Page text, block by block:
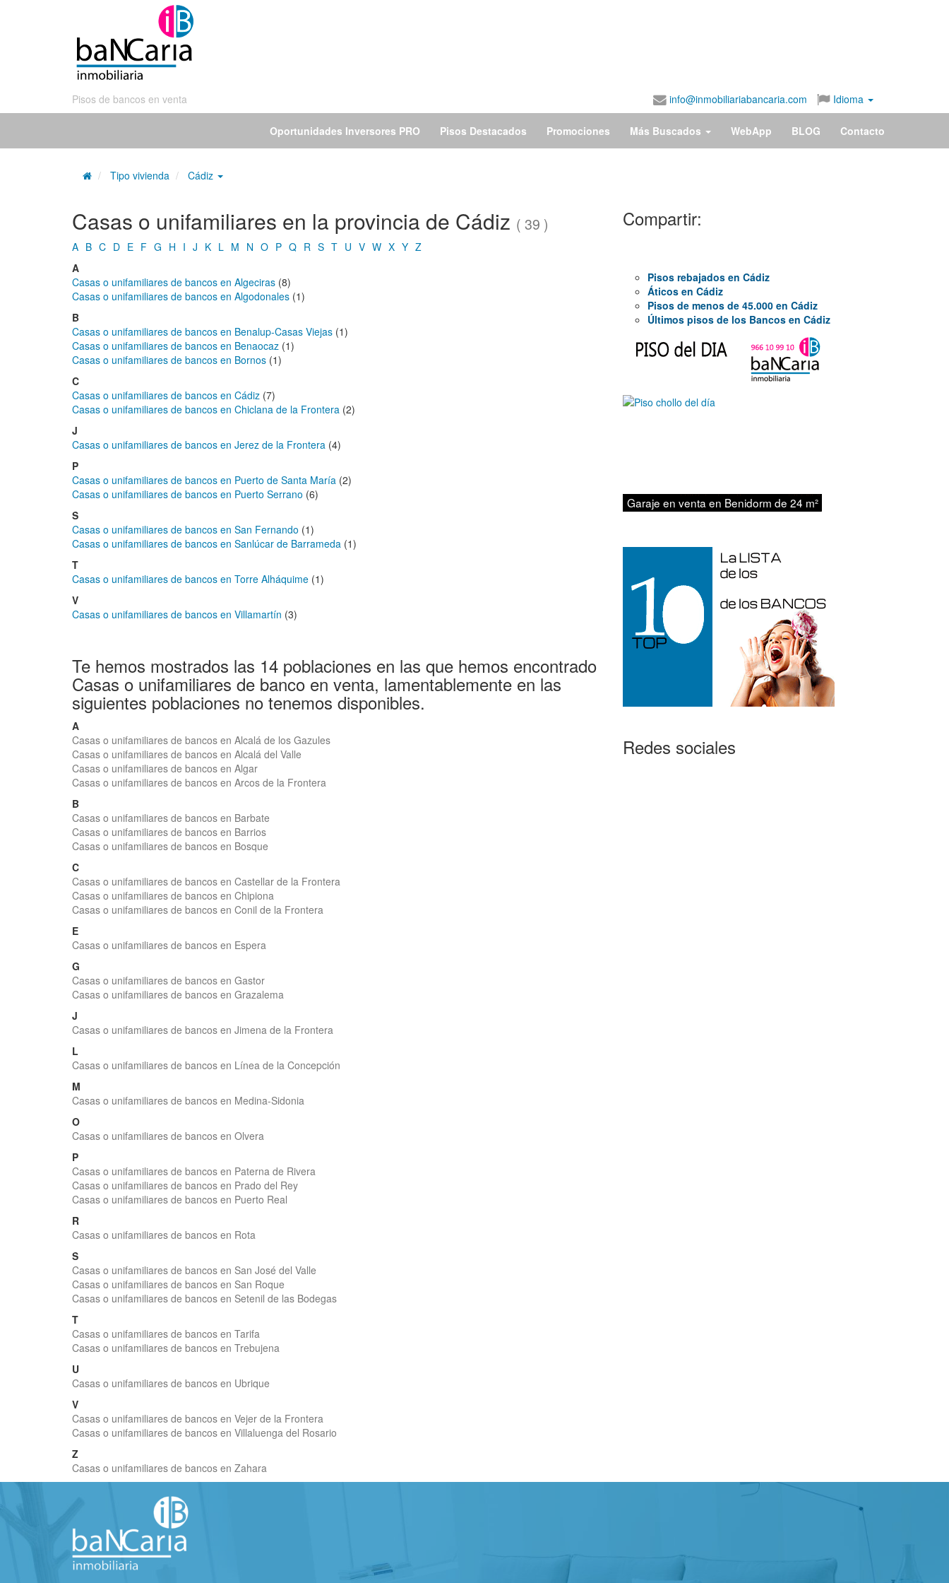
Pisos de bancos en venta info@inmobiliariabancaria.com Idioma
Oportunidades Inversores PRO Pisos Destacados Promociones Más Buscados WebApp BLOG Contacto
Tipo vivienda Cádiz
Casas o unifamiliares en la provincia de Cádiz ( 39 )
A B C D E F G H I J K L M N O P Q R S T U V W X Y Z
A
Casas o unifamiliares de bancos en Algeciras (8)
Casas o unifamiliares de bancos en Algodonales (1)
B
Casas o unifamiliares de bancos en Benalup-Casas Viejas (1)
Casas o unifamiliares de bancos en Benaocaz (1)
Casas o unifamiliares de bancos en Bornos (1)
C
Casas o unifamiliares de bancos en Cádiz (7)
Casas o unifamiliares de bancos en Chiclana de la Frontera (2)
J
Casas o unifamiliares de bancos en Jerez de la Frontera (4)
P
Casas o unifamiliares de bancos en Puerto de Santa María (2)
Casas o unifamiliares de bancos en Puerto Serrano (6)
S
Casas o unifamiliares de bancos en San Fernando (1)
Casas o unifamiliares de bancos en Sanlúcar de Barrameda (1)
T
Casas o unifamiliares de bancos en Torre Alháquime (1)
V
Casas o unifamiliares de bancos en Villamartín (3)
Te hemos mostrados las 14 poblaciones en las que hemos encontrado
Casas o unifamiliares de banco en venta, lamentablemente en las
siguientes poblaciones no tenemos disponibles.
A
Casas o unifamiliares de bancos en Alcalá de los Gazules
Casas o unifamiliares de bancos en Alcalá del Valle
Casas o unifamiliares de bancos en Algar
Casas o unifamiliares de bancos en Arcos de la Frontera
B
Casas o unifamiliares de bancos en Barbate
Casas o unifamiliares de bancos en Barrios
Casas o unifamiliares de bancos en Bosque
C
Casas o unifamiliares de bancos en Castellar de la Frontera
Casas o unifamiliares de bancos en Chipiona
Casas o unifamiliares de bancos en Conil de la Frontera
E
Casas o unifamiliares de bancos en Espera
G
Casas o unifamiliares de bancos en Gastor
Casas o unifamiliares de bancos en Grazalema
J
Casas o unifamiliares de bancos en Jimena de la Frontera
L
Casas o unifamiliares de bancos en Línea de la Concepción
M
Casas o unifamiliares de bancos en Medina-Sidonia
O
Casas o unifamiliares de bancos en Olvera
P
Casas o unifamiliares de bancos en Paterna de Rivera
Casas o unifamiliares de bancos en Prado del Rey
Casas o unifamiliares de bancos en Puerto Real
R
Casas o unifamiliares de bancos en Rota
S
Casas o unifamiliares de bancos en San José del Valle
Casas o unifamiliares de bancos en San Roque
Casas o unifamiliares de bancos en Setenil de las Bodegas
T
Casas o unifamiliares de bancos en Tarifa
Casas o unifamiliares de bancos en Trebujena
U
Casas o unifamiliares de bancos en Ubrique
V
Casas o unifamiliares de bancos en Vejer de la Frontera
Casas o unifamiliares de bancos en Villaluenga del Rosario
Z
Casas o unifamiliares de bancos en Zahara
Compartir:
Pisos rebajados en Cádiz
Áticos en Cádiz
Pisos de menos de 45.000 en Cádiz
Últimos pisos de los Bancos en Cádiz
Garaje en venta en Benidorm de 24 m²
Redes sociales